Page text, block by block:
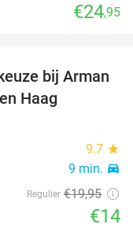
€24,95
30%
bij Arman
Haag
9.7 star
9 min. directions_car
Regulier €19,95
€14